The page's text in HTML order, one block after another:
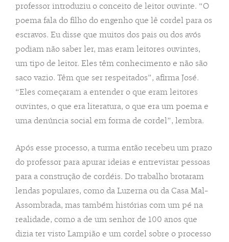
professor introduziu o conceito de leitor ouvinte. “O
poema fala do filho do engenho que lê cordel para os
escravos. Eu disse que muitos dos pais ou dos avós
podiam não saber ler, mas eram leitores ouvintes,
um tipo de leitor. Eles têm conhecimento e não são
saco vazio. Têm que ser respeitados”, afirma José.
“Eles começaram a entender o que eram leitores
ouvintes, o que era literatura, o que era um poema e
uma denúncia social em forma de cordel”, lembra.
Após esse processo, a turma então recebeu um prazo
do professor para apurar ideias e entrevistar pessoas
para a construção de cordéis. Do trabalho brotaram
lendas populares, como da Luzerna ou da Casa Mal-
Assombrada, mas também histórias com um pé na
realidade, como a de um senhor de 100 anos que
dizia ter visto Lampião e um cordel sobre o processo